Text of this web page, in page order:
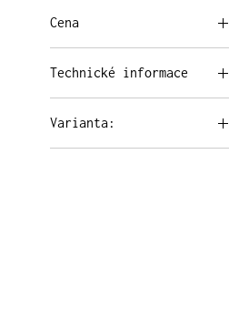
Cena
1 900 Kč 48 000 Kč
Technické informace
Tisk
Varianta: